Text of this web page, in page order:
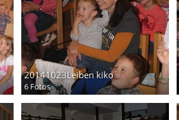
20141023Leiben kiko
6 Fotos